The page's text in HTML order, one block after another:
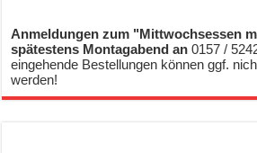
Anmeldungen zum "Mittwochsessen
spätestens Montagabend an0157 /
eingehende Bestellungen können ggf.
werden!